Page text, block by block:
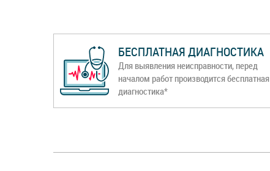
БЕСПЛАТНАЯ ДИАГНОСТИКА
Для выявления неисправности, перед
началом работ производится бесплатная
диагностика*